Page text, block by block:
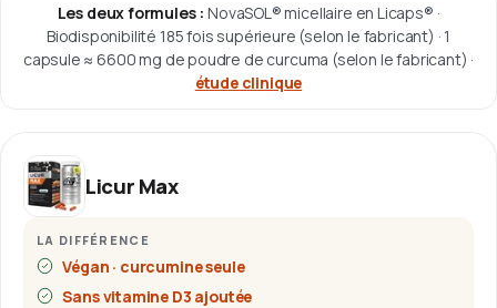
Les deux formules : NovaSOL® micellaire en Licaps® ·
Biodisponibilité 185 fois supérieure (selon le fabricant) · 1
capsule ≈ 6600 mg de poudre de curcuma (selon le fabricant) ·
étude clinique
Licur Max
LA DIFFÉRENCE
Végan · curcumine seule
Sans vitamine D3 ajoutée